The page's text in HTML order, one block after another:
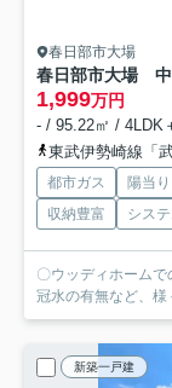
春日部市大場
春日部市大場 中
1,999万円
- / 95.22㎡ / 4LDK
東武伊勢崎線「
都市ガス 陽当
収納豊富
シス
〇ウッディホームでの住宅探しは？ ■構
冠水の有無など、様
新築一戸建